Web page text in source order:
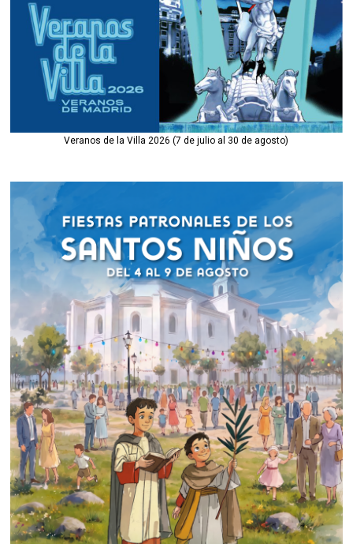
Veranos de la Villa 2026 (7 de julio al 30 de agosto)